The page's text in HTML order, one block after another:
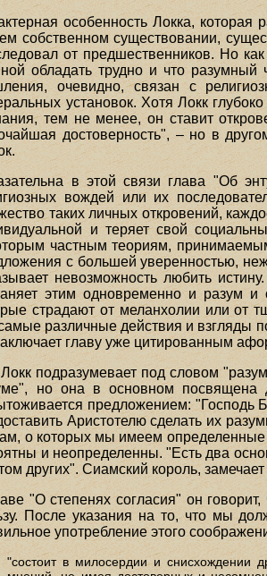
особенность Локка, которая
собственном существовании,
от предшественников. Но
обладать трудно и что
очевидно, связан с
установок. Хотя Локк
тем не менее, он ставит
достоверность", – но в
в этой связи глава "Об
вождей или их
таких личных откровений,
и теряет свой
частным теориям,
с большей уверенностью,
невозможность любить
этим одновременно и разум
страдают от меланхолии или от
различные действия и взгляды
главу уже цитированным
подразумевает под словом
но она в основном посвящена
предложением: "Господь
Аристотелю сделать их
о которых мы имеем определенные
и неопределенны. "Есть два
других". Сиамский король,
"О степенях согласия" он
После указания на то, что мы
употребление этого
"состоит в милосердии и снисхождении